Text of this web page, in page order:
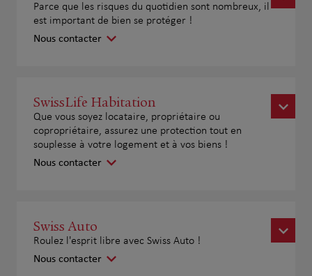
Parce que les risques du quotidien sont nombreux, il
est important de bien se protéger !
Nous contacter
SwissLife Habitation
Que vous soyez locataire, propriétaire ou
copropriétaire, assurez une protection tout en
souplesse à votre logement et à vos biens !
Nous contacter
Swiss Auto
Roulez l'esprit libre avec Swiss Auto !
Nous contacter